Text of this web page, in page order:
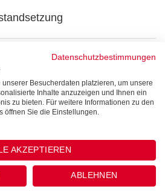
Protokoll
Datenschutzbestimmungen
Besucherdaten platzieren, um unsere
Inhalte anzuzeigen und Ihnen ein
zu bieten. Für weitere Informationen zu den
öffnen Sie die Einstellungen.
AKZEPTIEREN
ABLEHNEN